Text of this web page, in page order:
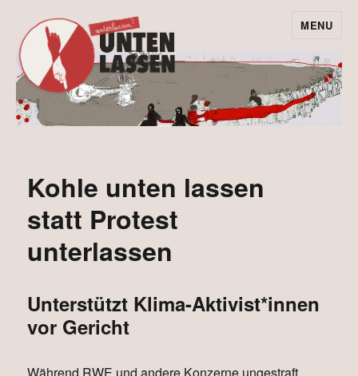
Leave the coal in
the ground –
undermining our
protest!
MENU
Kohle unten lassen
statt Protest
unterlassen
Unterstützt Klima-Aktivist*innen
vor Gericht